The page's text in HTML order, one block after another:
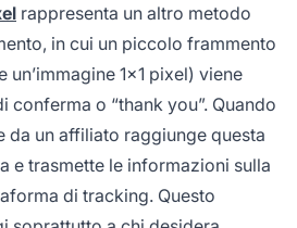
rappresenta un altro metodo
in cui un piccolo frammento
1x1 pixel) viene
conferma o “thank you”. Quando
da un affiliato raggiunge questa
e trasmette le informazioni sulla
di tracking. Questo